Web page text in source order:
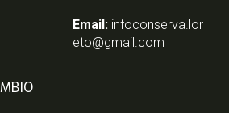
Email: infoconserva.lor
eto@gmail.com